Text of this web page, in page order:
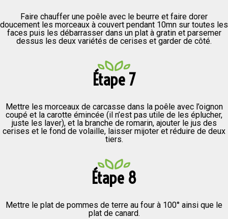
Faire chauffer une poêle avec le beurre et faire dorer
doucement les morceaux à couvert pendant 10mn sur toutes les
faces puis les débarrasser dans un plat à gratin et parsemer
dessus les deux variétés de cerises et garder de côté.
Étape 7
Mettre les morceaux de carcasse dans la poêle avec l’oignon
coupé et la carotte émincée (il n’est pas utile de les éplucher,
juste les laver), et la branche de romarin, ajouter le jus des
cerises et le fond de volaille, laisser mijoter et réduire de deux
tiers.
Étape 8
Mettre le plat de pommes de terre au four à 100° ainsi que le
plat de canard.